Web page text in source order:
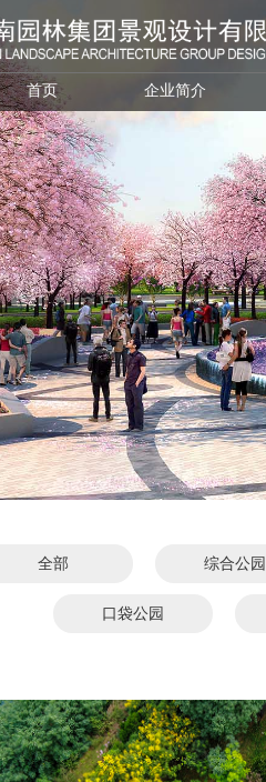
首页 企业简介
全部 综合公园
口袋公园